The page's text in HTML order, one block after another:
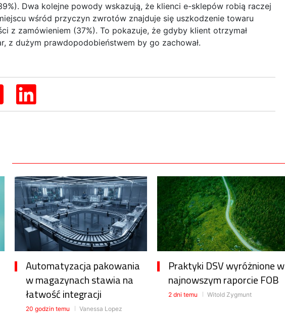
Dwa kolejne powody wskazują, że klienci e-sklepów robią raczej
wśród przyczyn zwrotów znajduje się uszkodzenie towaru
z zamówieniem (37%). To pokazuje, że gdyby klient otrzymał
z dużym prawdopodobieństwem by go zachował.
Automatyzacja pakowania
w magazynach stawia na
łatwość integracji
20 godzin temu Vanessa Lopez
Praktyki DSV wyróżnione w
najnowszym raporcie FOB
2 dni temu Witold Zygmunt